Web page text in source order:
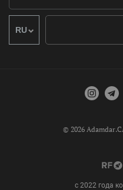
© 2026
с 2022 года